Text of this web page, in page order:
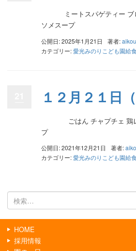
ミートスパゲティー ブロ
ソメスープ
公開日: 2025年1月21日 著者:
カテゴリー:愛光みのりこども園給
１２月２１日（
ごはん チャプチェ 鶏レ
プ
公開日: 2021年12月21日 著者:
カテゴリー:愛光みのりこども園給
検
索:
HOME
採用情報